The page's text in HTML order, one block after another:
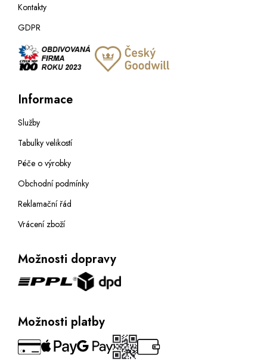
Kontakty
GDPR
Informace
Služby
Tabulky velikostí
Péče o výrobky
Obchodní podmínky
Reklamační řád
Vrácení zboží
Možnosti dopravy
Možnosti platby